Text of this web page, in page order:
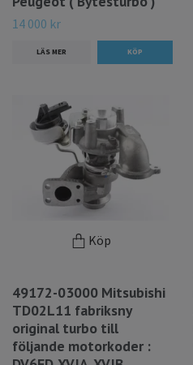
14 000 kr
LÄS MER
Köp
49172-03000 Mitsubishi
TD02L11 fabriksny
original turbo till
följande motorkoder :